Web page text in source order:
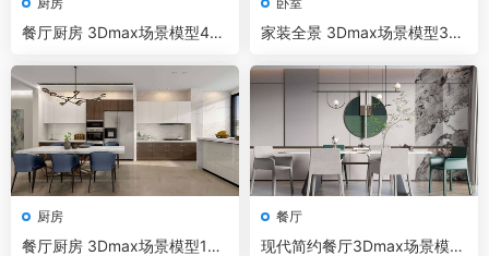
餐厅厨房 3Dmax场景模型40
家装全景 3Dmax场景模型32
器
厨房
餐厅厨房 3Dmax场景模型100
餐厅
现代简约餐厅3Dmax场景模型